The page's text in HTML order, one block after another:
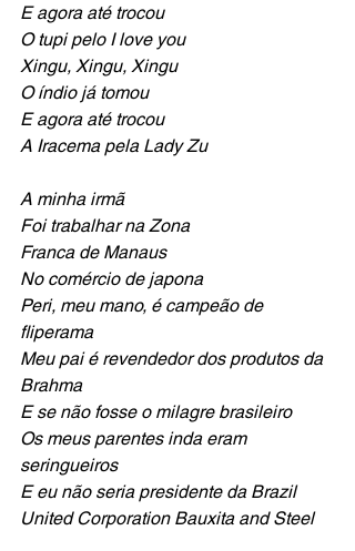
E agora até trocou
O tupi pelo I love you
Xingu, Xingu, Xingu
O índio já tomou
E agora até trocou
A Iracema pela Lady Zu
A minha irmã
Foi trabalhar na Zona
Franca de Manaus
No comércio de japona
Peri, meu mano, é campeão de
fliperama
Meu pai é revendedor dos produtos da
Brahma
E se não fosse o milagre brasileiro
Os meus parentes inda eram
seringueiros
E eu não seria presidente da Brazil
United Corporation Bauxita and Steel